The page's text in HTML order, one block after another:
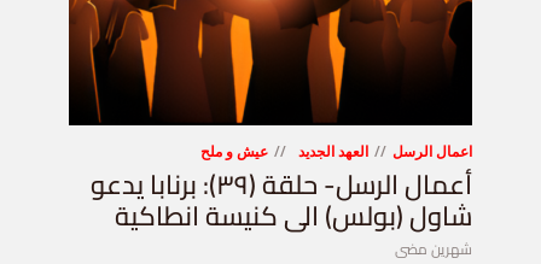
اعمال الرسل العهد الجديد عيش و ملح
أعمال الرسل- حلقة (٣٩): برنابا يدعو
شاول (بولس) الى كنيسة انطاكية
شهرين مضى